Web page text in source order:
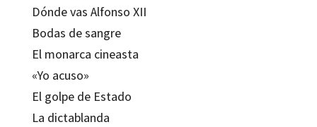
Dónde vas Alfonso XII
Bodas de sangre
El monarca cineasta
«Yo acuso»
El golpe de Estado
La dictablanda